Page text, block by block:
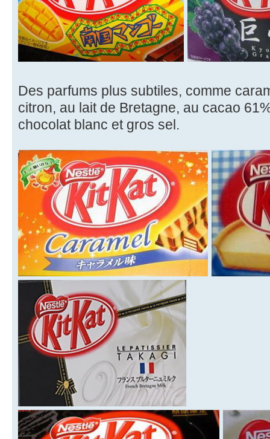
Des parfums plus subtiles, comme
citron, au lait de Bretagne, au cacao
chocolat blanc et gros sel.